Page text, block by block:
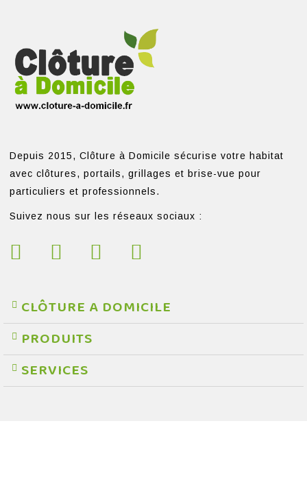
Depuis 2015, Clôture à Domicile sécurise votre habitat
avec clôtures, portails, grillages et brise-vue pour
particuliers et professionnels.
Suivez nous sur les réseaux sociaux :
CLÔTURE A DOMICILE
PRODUITS
SERVICES